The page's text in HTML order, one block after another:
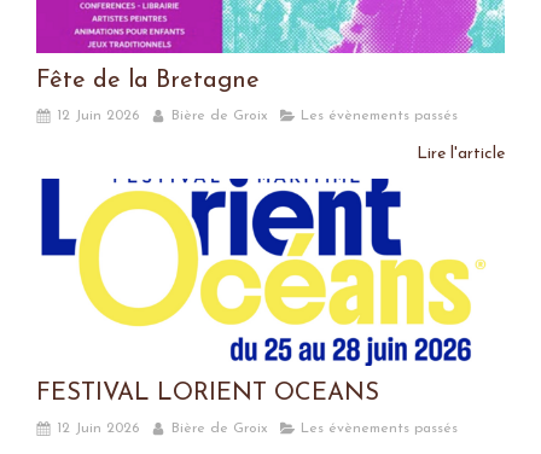
Fête de la Bretagne
12 Juin 2026 Bière de Groix Les évènements passés
Lire l'article
FESTIVAL LORIENT OCEANS
12 Juin 2026 Bière de Groix Les évènements passés